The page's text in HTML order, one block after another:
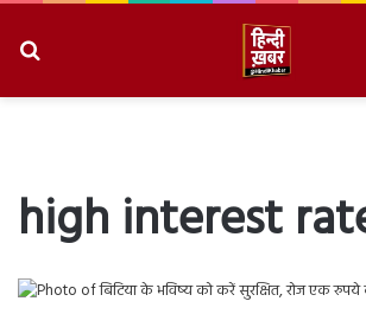
high interest